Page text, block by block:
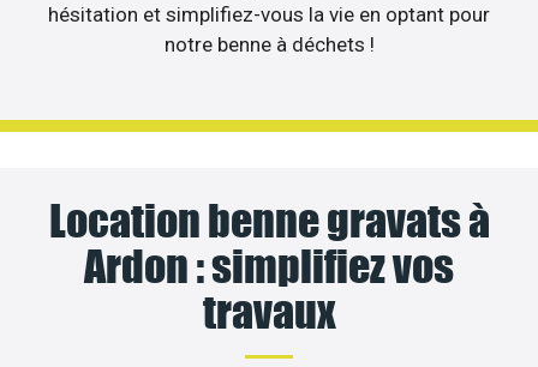
hésitation et simplifiez-vous la vie en optant pour
notre benne à déchets !
Location benne gravats à
Ardon : simplifiez vos
travaux